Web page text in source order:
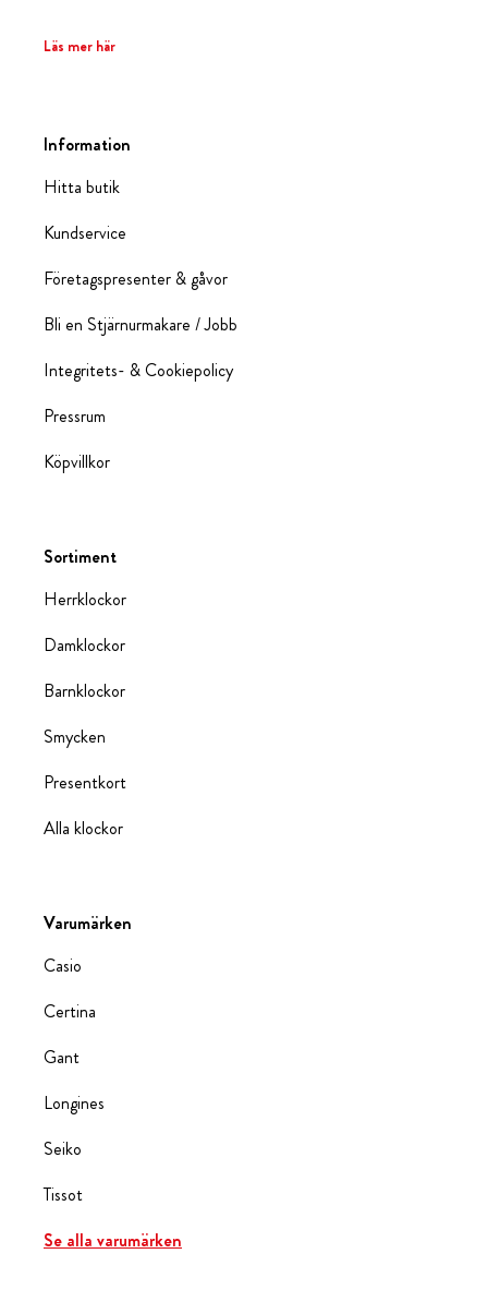
Läs mer här
Information
Hitta butik
Kundservice
Företagspresenter & gåvor
Bli en Stjärnurmakare / Jobb
Integritets- & Cookiepolicy
Pressrum
Köpvillkor
Sortiment
Herrklockor
Damklockor
Barnklockor
Smycken
Presentkort
Alla klockor
Varumärken
Casio
Certina
Gant
Longines
Seiko
Tissot
Se alla varumärken